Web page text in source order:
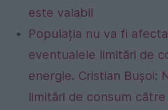
este valabil
Populația nu va fi
eventualele limitări de
energie. Cristian Bușoi:
limitări de consum